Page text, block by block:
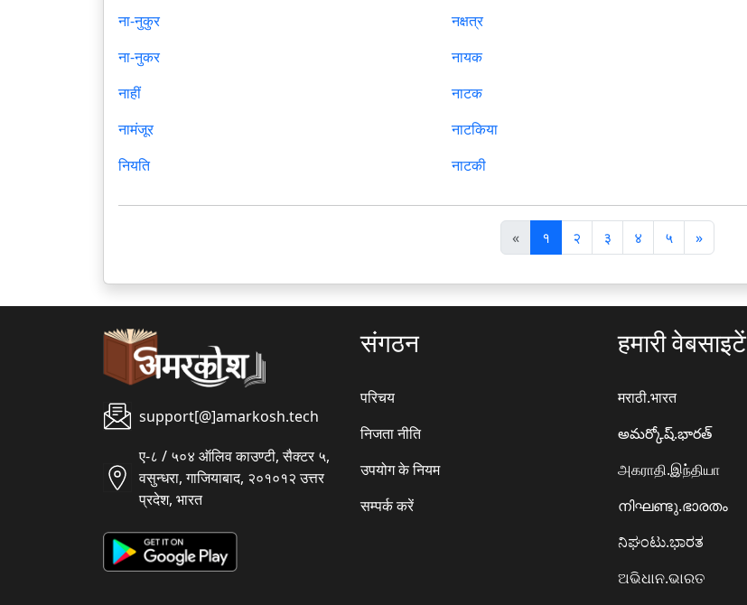
ना-नुकुर
ना-नुकर
नाहीं
नामंजूर
नियति
नक्षत्र
नायक
नाटक
नाटकिया
नाटकी
«पि
छ
ला
१ २ ३ ४ ५ »अ
ग
ला
support[@]amarkosh.tech
ए-८ / ५०४ ऑलिव काउण्टी, सैक्टर ५,
वसुन्धरा, गाजियाबाद, २०१०१२ उत्तर
प्रदेश, भारत
संगठन
परिचय
निजता नीति
उपयोग के नियम
सम्पर्क करें
हमारी वेबसाइटें
मराठी.भारत
అమర్కోష్.భారత్
அகராதி.இந்தியா
നിഘണ്ടു.ഭാരതം
ನಿಘಂಟು.ಭಾರತ
ଅଭିଧାନ.ଭାରତ